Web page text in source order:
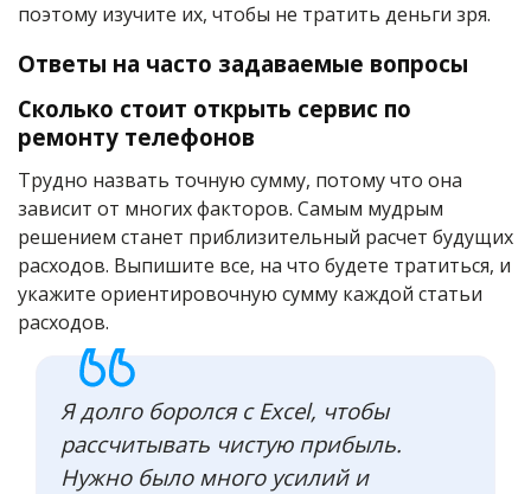
поэтому изучите их, чтобы не тратить деньги зря.
Ответы на часто задаваемые вопросы
Сколько стоит открыть сервис по
ремонту телефонов
Трудно назвать точную сумму, потому что она
зависит от многих факторов. Самым мудрым
решением станет приблизительный расчет будущих
расходов. Выпишите все, на что будете тратиться, и
укажите ориентировочную сумму каждой статьи
расходов.
Я долго боролся с Excel, чтобы
рассчитывать чистую прибыль.
Нужно было много усилий и